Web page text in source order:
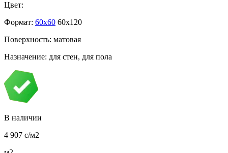
Цвет:
Формат: 60x60 60x120
Поверхность: матовая
Назначение: для стен, для пола
В наличии
4 907 c/м2